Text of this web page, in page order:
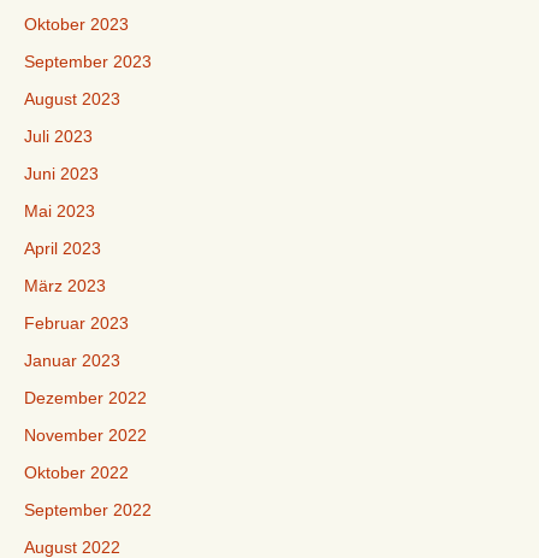
Oktober 2023
September 2023
August 2023
Juli 2023
Juni 2023
Mai 2023
April 2023
März 2023
Februar 2023
Januar 2023
Dezember 2022
November 2022
Oktober 2022
September 2022
August 2022